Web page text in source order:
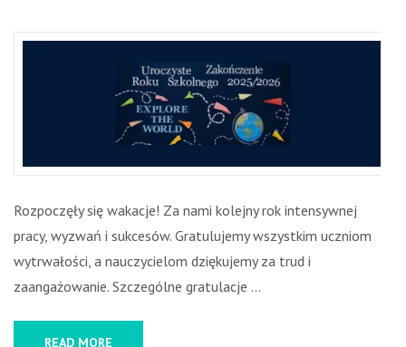
Rozpoczęły się wakacje! Za nami kolejny rok intensywnej
pracy, wyzwań i sukcesów. Gratulujemy wszystkim uczniom
wytrwałości, a nauczycielom dziękujemy za trud i
zaangażowanie. Szczególne gratulacje …
READ MORE